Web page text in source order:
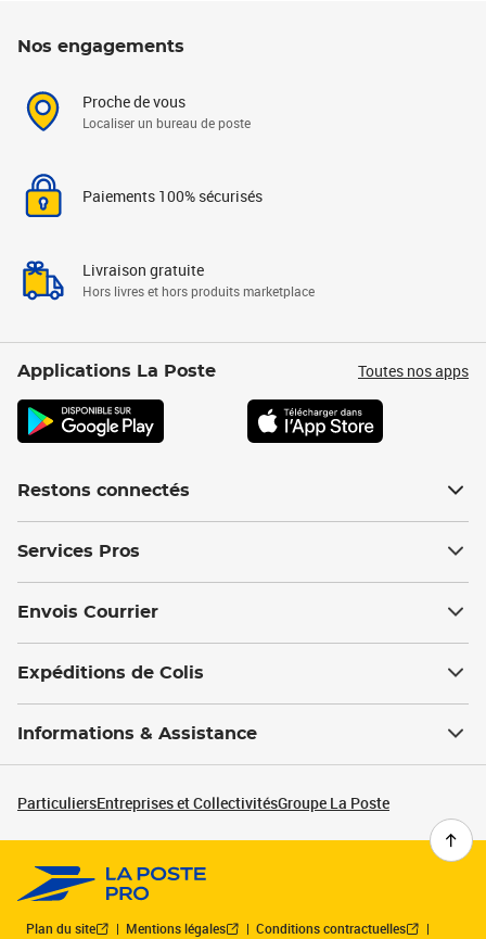
Nos engagements
Proche de vous
Localiser un bureau de poste
Paiements 100% sécurisés
Livraison gratuite
Hors livres et hors produits marketplace
Applications La Poste Toutes nos apps
Restons connectés
Services Pros
Envois Courrier
Expéditions de Colis
Informations & Assistance
ParticuliersEntreprises et CollectivitésGroupe La Poste
Plan du site Mentions légales Conditions contractuelles